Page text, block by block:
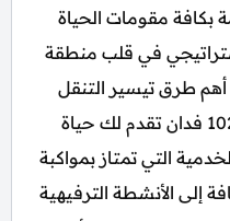
بكافة مقومات الحياة
في قلب منطقة
طرق تيسير التنقل
وعلى مساحة ضخمة تبلغ 102 فدان تقدم لك حياة
التي تمتاز بمواكبة
إلى الأنشطة الترفيهية